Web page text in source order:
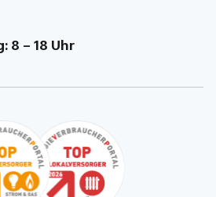
8 – 18 Uhr